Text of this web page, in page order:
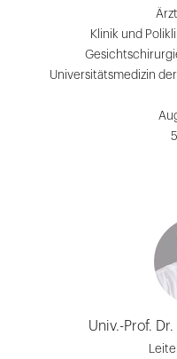
Klinik und
Universitätsmedizin
Univ.-Prof.